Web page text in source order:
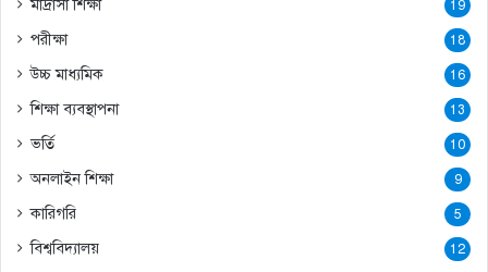
মাদ্রাসা শিক্ষা 19
পরীক্ষা 18
উচ্চ মাধ্যমিক 16
শিক্ষা ব্যবস্থাপনা 13
ভর্তি 10
অনলাইন শিক্ষা 9
কারিগরি 5
বিশ্ববিদ্যালয় 12